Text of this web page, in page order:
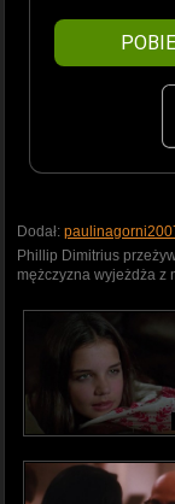
Dodał:
Phillip Dimitrius
mężczyzna wyjeżdża z